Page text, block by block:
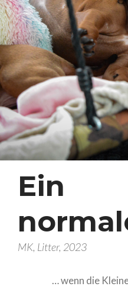
Ein
MK, Litter, 2023
… wenn die